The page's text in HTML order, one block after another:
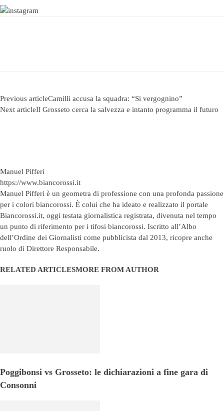
Previous articleCamilli accusa la squadra: “Si vergognino”
Next articleIl Grosseto cerca la salvezza e intanto programma il futuro
Manuel Pifferi
https://www.biancorossi.it
Manuel Pifferi è un geometra di professione con una profonda passione
per i colori biancorossi. È colui che ha ideato e realizzato il portale
Biancorossi.it, oggi testata giornalistica registrata, divenuta nel tempo
un punto di riferimento per i tifosi biancorossi. Iscritto all’Albo
dell’Ordine dei Giornalisti come pubblicista dal 2013, ricopre anche
ruolo di Direttore Responsabile.
RELATED ARTICLESMORE FROM AUTHOR
Poggibonsi vs Grosseto: le dichiarazioni a fine gara di
Consonni